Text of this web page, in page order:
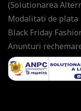
(Solutionarea
Modalitati de plata
Black Friday
Anunturi